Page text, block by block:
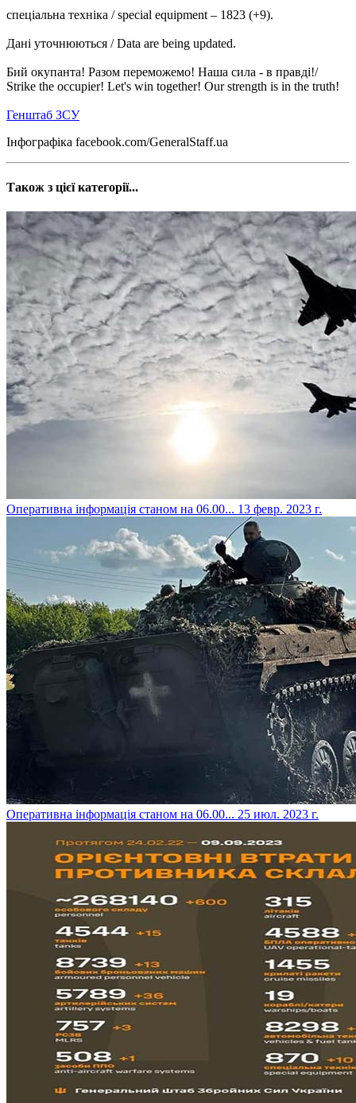
спеціальна техніка / special equipment ‒ 1823 (+9).
Дані уточнюються / Data are being updated.
Бий окупанта! Разом переможемо! Наша сила - в правді!/
Strike the occupier! Let's win together! Our strength is in the truth!
Генштаб ЗСУ
Інфографіка facebook.com/GeneralStaff.ua
Також з цієї категорії...
​Оперативна інформація станом на 06.00... 13 февр. 2023 г.
​Оперативна інформація станом на 06.00... 25 июл. 2023 г.